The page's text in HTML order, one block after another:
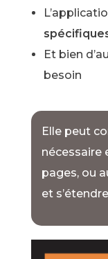
Et bien
besoin
Elle peut
nécessaire
pages, ou
et